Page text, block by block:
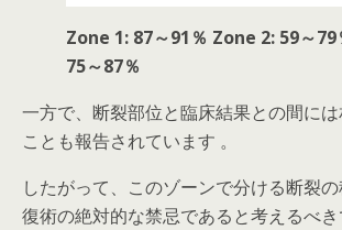
Zone 1: 87～91％ Zone 2: 59～
75～87％
一方で、 断裂部位と臨床結果との間に
ことも報告されています 。
したがって、このゾーンで分ける断裂
復術の絶対的な禁忌であると考えるべ